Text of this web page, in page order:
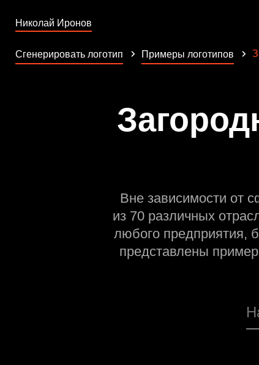
Николай Иронов
Сгенерировать логотип Примеры логотипов
Вне зависимости от
из 70 различных
любого предприятия,
представлены